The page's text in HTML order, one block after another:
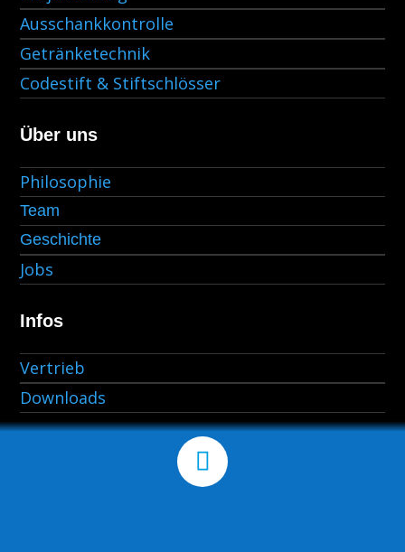
Ausschankkontrolle
Getränketechnik
Codestift & Stiftschlösser
Über uns
Philosophie
Team
Geschichte
Jobs
Infos
Vertrieb
Downloads